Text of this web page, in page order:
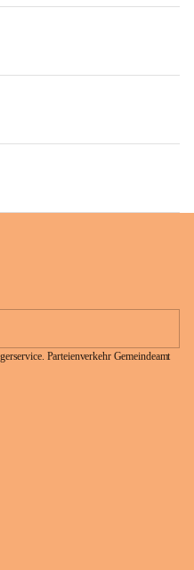
Parteienverkehr Gemeindeamt